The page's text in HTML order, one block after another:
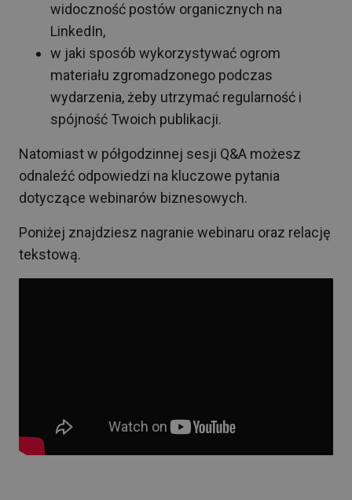
widoczność postów organicznych na
LinkedIn,
w jaki sposób wykorzystywać ogrom
materiału zgromadzonego podczas
wydarzenia, żeby utrzymać regularność i
spójność Twoich publikacji.
Natomiast w półgodzinnej sesji Q&A możesz
odnaleźć odpowiedzi na kluczowe pytania
dotyczące webinarów biznesowych.
Poniżej znajdziesz nagranie webinaru oraz relację
tekstową.